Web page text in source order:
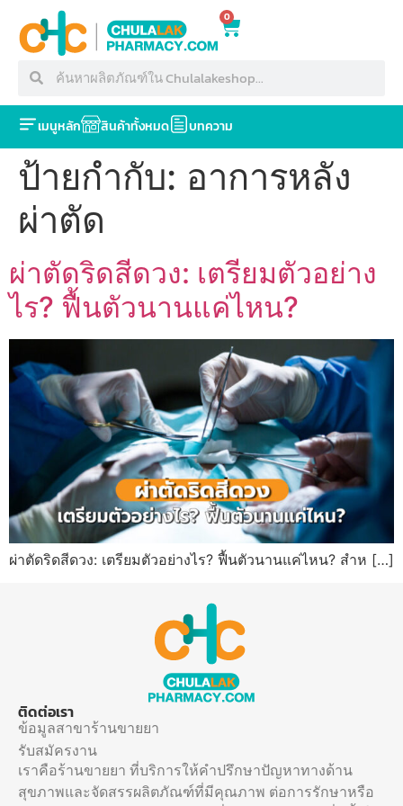
0
เมนูหลัก สินค้าทั้งหมด บทความ
ป้ายกำกับ: อาการหลัง
ผ่าตัด
ผ่าตัดริดสีดวง: เตรียมตัวอย่าง
ไร? ฟื้นตัวนานแค่ไหน?
ผ่าตัดริดสีดวง: เตรียมตัวอย่างไร? ฟื้นตัวนานแค่ไหน? สำห […]
ติดต่อเรา
ข้อมูลสาขาร้านขายยา
รับสมัครงาน
เราคือร้านขายยา ที่บริการให้คำปรึกษาปัญหาทางด้าน
สุขภาพและจัดสรรผลิตภัณฑ์ที่มีคุณภาพ ต่อการรักษาหรือ